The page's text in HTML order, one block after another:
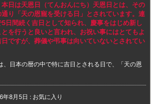
日は天恩日（てんおんにち）天恩日とは、その
通り「天の恩寵を受ける日」とされています。連
5日間続く吉日として知られ、慶事をはじめ新し
とを行うと良いと言われ、お祝い事にはとてもよ
日ですが、葬儀や弔事は向いていないとされてい
、日本の暦の中で特に吉日とされる日で、「天の恩
年8月5日 : お気に入り